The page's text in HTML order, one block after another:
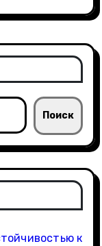
Поиск
к